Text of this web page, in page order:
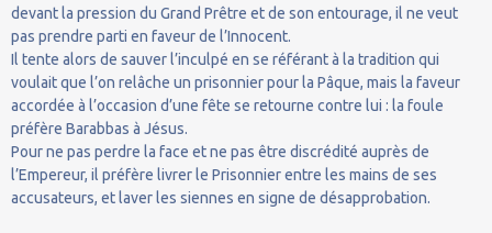
devant la pression du Grand Prêtre et de son entourage, il ne veut
pas prendre parti en faveur de l’Innocent.
Il tente alors de sauver l’inculpé en se référant à la tradition qui
voulait que l’on relâche un prisonnier pour la Pâque, mais la faveur
accordée à l’occasion d’une fête se retourne contre lui : la foule
préfère Barabbas à Jésus.
Pour ne pas perdre la face et ne pas être discrédité auprès de
l’Empereur, il préfère livrer le Prisonnier entre les mains de ses
accusateurs, et laver les siennes en signe de désapprobation.